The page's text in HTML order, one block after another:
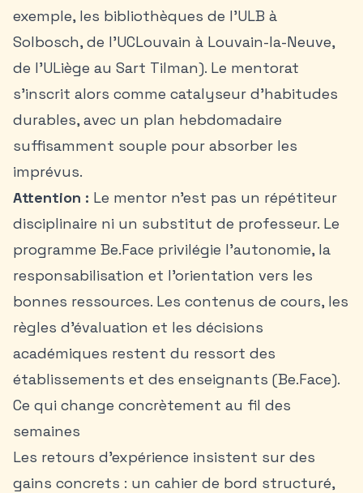
exemple, les bibliothèques de l’ULB à
Solbosch, de l’UCLouvain à Louvain-la-Neuve,
de l’ULiège au Sart Tilman). Le mentorat
s’inscrit alors comme catalyseur d’habitudes
durables, avec un plan hebdomadaire
suffisamment souple pour absorber les
imprévus.
Attention : Le mentor n’est pas un répétiteur
disciplinaire ni un substitut de professeur. Le
programme Be.Face privilégie l’autonomie, la
responsabilisation et l’orientation vers les
bonnes ressources. Les contenus de cours, les
règles d’évaluation et les décisions
académiques restent du ressort des
établissements et des enseignants (Be.Face).
Ce qui change concrètement au fil des
semaines
Les retours d’expérience insistent sur des
gains concrets : un cahier de bord structuré,